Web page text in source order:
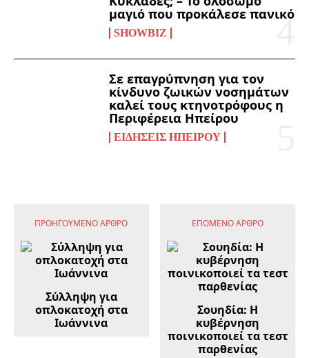
μαγιό που προκάλεσε πανικό
SHOWBIZ
Σε επαγρύπνηση για τον
κίνδυνο ζωικών νοσημάτων
καλεί τους κτηνοτρόφους η
Περιφέρεια Ηπείρου
ΕΙΔΉΣΕΙΣ ΗΠΕΊΡΟΥ
ΠΡΟΗΓΟΎΜΕΝΟ ΆΡΘΡΟ
Σύλληψη για
οπλοκατοχή στα
Ιωάννινα
ΕΠΌΜΕΝΟ ΆΡΘΡΟ
Σουηδία: Η
κυβέρνηση
ποινικοποιεί τα τεστ
παρθενίας